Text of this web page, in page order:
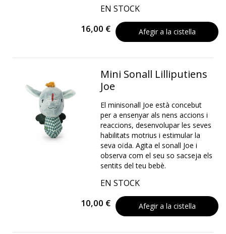
EN STOCK
16,00 € Afegir a la cistella
Mini Sonall Lilliputiens
Joe
El minisonall Joe està concebut
per a ensenyar als nens accions i
reaccions, desenvolupar les seves
habilitats motrius i estimular la
seva oïda. Agita el sonall Joe i
observa com el seu so sacseja els
sentits del teu bebè.
EN STOCK
10,00 € Afegir a la cistella